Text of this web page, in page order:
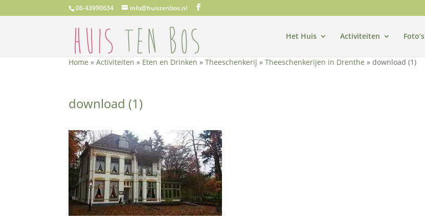
06-43990634 info@huistenbos.nl
Het Huis Activiteiten Foto’s
Home »Activiteiten » Eten en Drinken »Theeschenkerij »Theeschenkerijen in Drenthe »download (1)
download (1)